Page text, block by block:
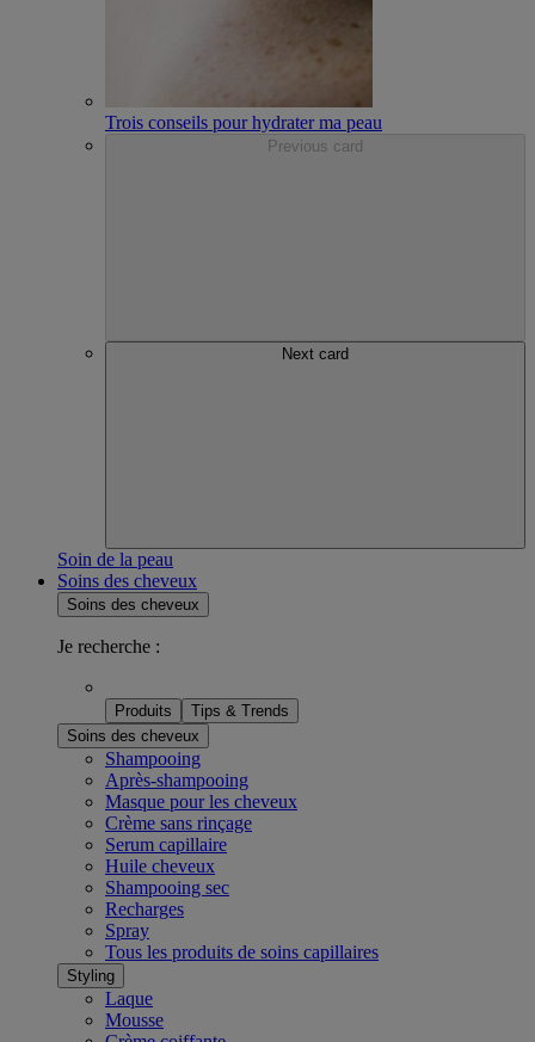
Trois conseils pour hydrater ma peau
Previous card
Next card
Soin de la peau
Soins des cheveux
Soins des cheveux
Je recherche :
Produits
Tips & Trends
Soins des cheveux
Shampooing
Après-shampooing
Masque pour les cheveux
Crème sans rinçage
Serum capillaire
Huile cheveux
Shampooing sec
Recharges
Spray
Tous les produits de soins capillaires
Styling
Laque
Mousse